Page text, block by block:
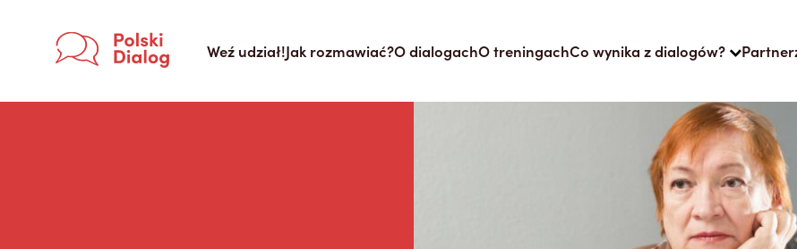
Weź udział!Jak rozmawiać?O dialogachO treningachCo wynika z dialogów?